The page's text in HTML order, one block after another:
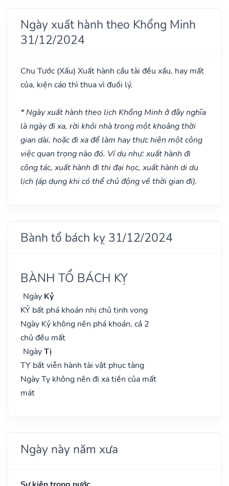
Ngày xuất hành theo Khổng Minh
31/12/2024
Chu Tước (Xấu) Xuất hành cầu tài đều xấu, hay mất
của, kiện cáo thì thua vì đuối lý.
* Ngày xuất hành theo lịch Khổng Minh ở đây nghĩa
là ngày đi xa, rời khỏi nhà trong một khoảng thời
gian dài, hoặc đi xa để làm hay thực hiện một công
việc quan trọng nào đó. Ví dụ như: xuất hành đi
công tác, xuất hành đi thi đại học, xuất hành di du
lịch (áp dụng khi có thể chủ động về thời gian đi).
Bành tổ bách kỵ 31/12/2024
BÀNH TỔ BÁCH KỴ
Ngày Kỷ
KỶ bất phá khoán nhị chủ tịnh vong
Ngày Kỷ không nên phá khoán, cả 2
chủ đều mất
NgàyTị
TỴ bất viễn hành tài vật phục tàng
Ngày Tỵ không nên đi xa tiền của mất
mát
Ngày này năm xưa